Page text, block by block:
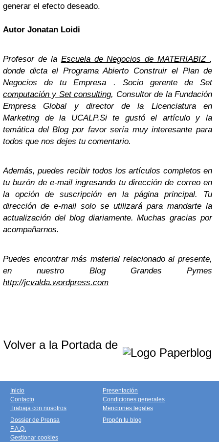
generar el efecto deseado.
Autor Jonatan Loidi
Profesor de la Escuela de Negocios de MATERIABIZ ,
donde dicta el Programa Abierto Construir el Plan de
Negocios de tu Empresa . Socio gerente de Set
computación y Set consulting, Consultor de la Fundación
Empresa Global y director de la Licenciatura en
Marketing de la UCALP.Si te gustó el artículo y la
temática del Blog por favor sería muy interesante para
todos que nos dejes tu comentario.
Además, puedes recibir todos los artículos completos en
tu buzón de e-mail ingresando tu dirección de correo en
la opción de suscripción en la página principal. Tu
dirección de e-mail solo se utilizará para mandarte la
actualización del blog diariamente. Muchas gracias por
acompañarnos.
Puedes encontrar más material relacionado al presente,
en nuestro Blog Grandes Pymes
http://jcvalda.wordpress.com
Volver a la Portada de
Inicio
Contacto
Trabaja con nosotros
Presentación
Condiciones generales
Menciones legales
Dossier de Prensa
F.A.Q.
Gestionar cookies
Propón tu blog